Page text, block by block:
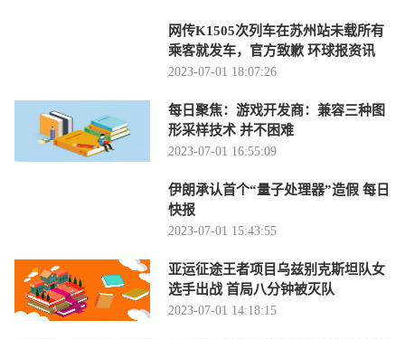
网传K1505次列车在苏州站未载所有
乘客就发车，官方致歉 环球报资讯
2023-07-01 18:07:26
每日聚焦：游戏开发商：兼容三种图
形采样技术 并不困难
2023-07-01 16:55:09
伊朗承认首个“量子处理器”造假 每日
快报
2023-07-01 15:43:55
亚运征途王者项目乌兹别克斯坦队女
选手出战 首局八分钟被灭队
2023-07-01 14:18:15